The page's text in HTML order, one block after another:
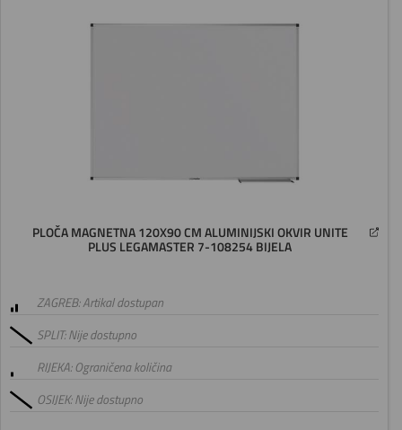
PLOČA MAGNETNA 120X90 CM ALUMINIJSKI OKVIR UNITE
PLUS LEGAMASTER 7-108254 BIJELA
ZAGREB: Artikal dostupan
SPLIT: Nije dostupno
RIJEKA: Ograničena količina
OSIJEK: Nije dostupno